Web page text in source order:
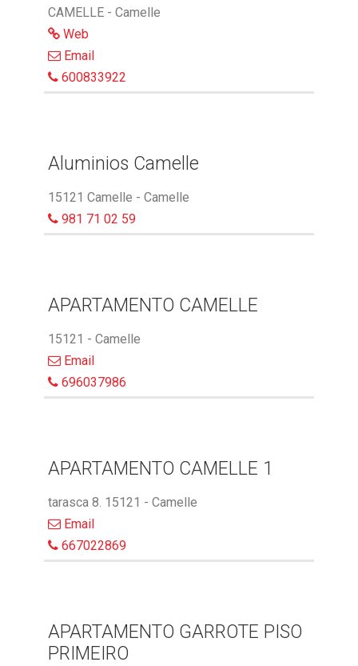
CAMELLE - Camelle
Web
Email
600833922
Aluminios Camelle
15121 Camelle - Camelle
981 71 02 59
APARTAMENTO CAMELLE
15121 - Camelle
Email
696037986
APARTAMENTO CAMELLE 1
tarasca 8. 15121 - Camelle
Email
667022869
APARTAMENTO GARROTE PISO
PRIMEIRO